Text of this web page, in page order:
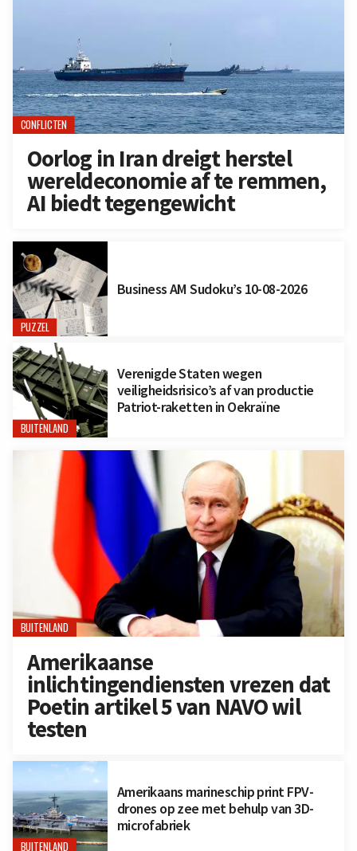
CONFLICTEN
Oorlog in Iran dreigt herstel
wereldeconomie af te remmen,
AI biedt tegengewicht
PUZZEL
Business AM Sudoku’s 10-08-2026
BUITENLAND
Verenigde Staten wegen
veiligheidsrisico’s af van productie
Patriot-raketten in Oekraïne
BUITENLAND
Amerikaanse
inlichtingendiensten vrezen dat
Poetin artikel 5 van NAVO wil
testen
BUITENLAND
Amerikaans marineschip print FPV-
drones op zee met behulp van 3D-
microfabriek